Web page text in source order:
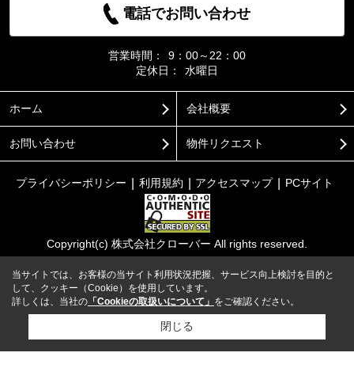
電話でお問い合わせ
営業時間：
9：00～22：00
定休日：
水曜日
ホーム 会社概要
お問い合わせ 物件リクエスト
プライバシーポリシー 利用規約 アクセスマップ PCサイト
Copyright(c) 株式会社クローバー All rights reserved.
当サイトでは、お客様の当サイト利用状況把握、サービス向上検討を目的と
して、クッキー（Cookie）を使用しています。
詳しくは、当社の 「Cookieの取扱いについて」 をご確認ください。
閉じる